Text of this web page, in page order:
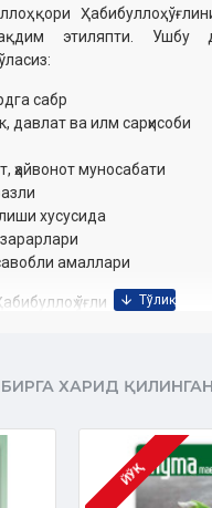
қори Ҳабибуллоҳ
этиляпти. Ушбу
сабр
давлат ва илм сарҳисоби
ҳайвонот муносабати
хусусида
амаллари
ўғли
БИРГА ХАРИД
ЙЎҚ